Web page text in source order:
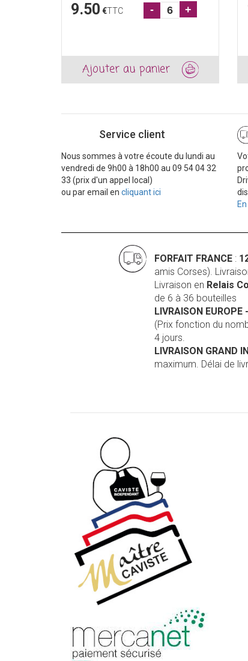
9.50 €TTC - +
Ajouter au panier
Service client
Nous sommes à votre écoute du lundi au
vendredi de 9h00 à 18h00 au 09 54 04 32
33 (prix d'un appel local)
ou par email en cliquant ici
FORFAIT FRANCE :
amis Corses).
Livraison en Relais
de 6 à 36 bouteilles
LIVRAISON EUROPE
(Prix fonction du
4 jours.
LIVRAISON GRAND
maximum. Délai de